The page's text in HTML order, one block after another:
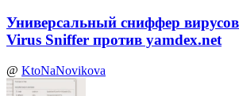
Универсальный сниффер
Virus Sniffer против yamdex.net
@ KtoNaNovikova